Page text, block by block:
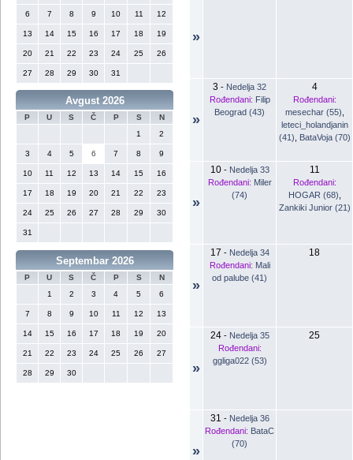
6 7 8 9 10 11 12
13 14 15 16 17 18 19
20 21 22 23 24 25 26
27 28 29 30 31
Avgust 2026
P U S Č P S
N
1
2
3 4 5 6 7 8 9
10 11 12 13 14 15 16
17 18 19 20 21 22 23
24 25 26 27 28 29 30
31
Septembar 2026
P U S Č P S
N
1
2 3 4 5 6
7 8 9 10 11 12 13
14 15 16 17 18 19 20
21 22 23 24 25 26 27
28 29 30
»
»
3 - Nedelja 32
Rođendani: Filip
Beograd (43)
4
Rođendani:
mesechar (55)
leteci_holandjanin
(41)
BataVoja (70)
»
10- Nedelja 33
Rođendani: Miler
(74)
11
Rođendani:
HOGAR (68)
Zankiki Junior (21)
»
17 - Nedelja 34
Rođendani: Mali
od palube (41)
18
»
24- Nedelja 35
Rođendani:
ggliga022 (53)
25
»
31 - Nedelja 36
Rođendani: BataC
(70)